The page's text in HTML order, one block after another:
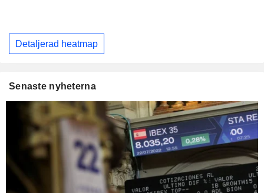
Detaljerad heatmap
Senaste nyheterna